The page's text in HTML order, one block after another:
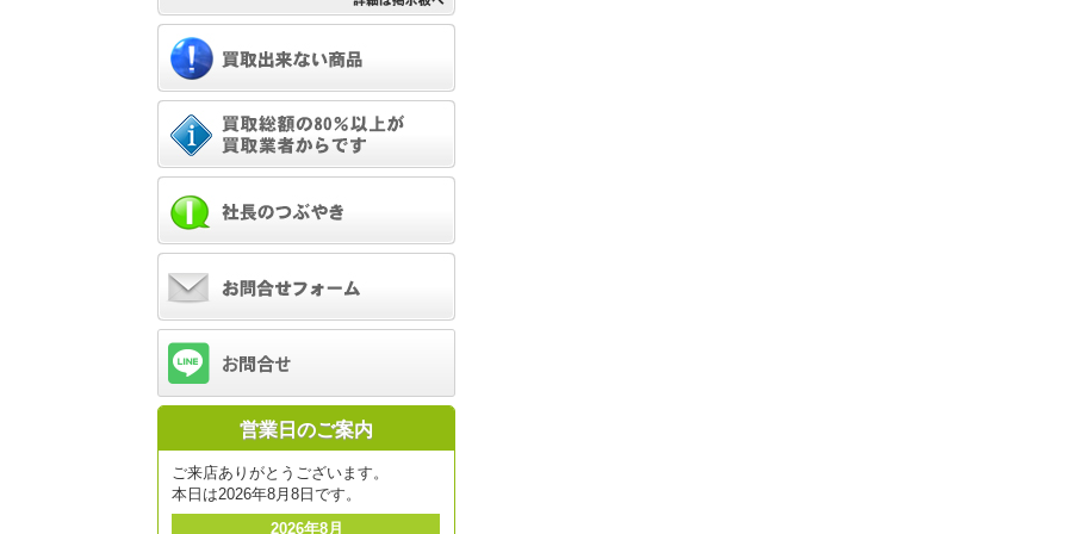
営業日のご案内
ご来店ありがとうございます。
本日は2026年8月8日です。
2026年8月